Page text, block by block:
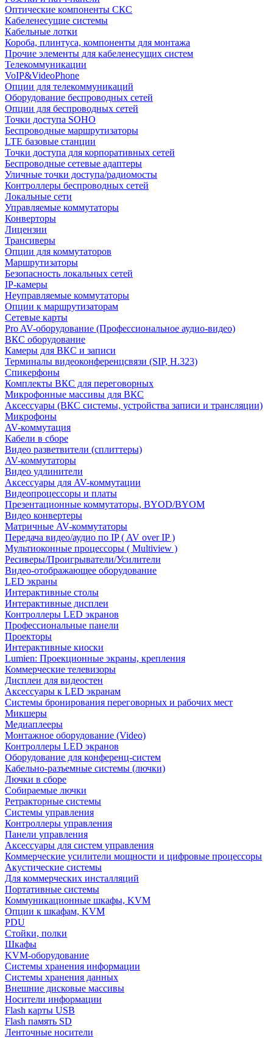
Оптические компоненты СКС
Кабеленесущие системы
Кабельные лотки
Короба, плинтуса, компоненты для монтажа
Прочие элементы для кабеленесущих систем
Телекоммуникации
VoIP&VideoPhone
Опции для телекоммуникаций
Оборудование беспроводных сетей
Опции для беспроводных сетей
Точки доступа SOHO
Беспроводные маршрутизаторы
LTE базовые станции
Точки доступа для корпоративных сетей
Беспроводные сетевые адаптеры
Уличные точки доступа/радиомосты
Контроллеры беспроводных сетей
Локальные сети
Управляемые коммутаторы
Конверторы
Лицензии
Трансиверы
Опции для коммутаторов
Маршрутизаторы
Безопасность локальных сетей
IP-камеры
Неуправляемые коммутаторы
Опции к маршрутизаторам
Сетевые карты
Pro AV-оборудование (Профессиональное аудио-видео)
ВКС оборудование
Камеры для ВКС и записи
Терминалы видеоконференцсвязи (SIP, H.323)
Спикерфоны
Комплекты ВКС для переговорных
Микрофонные массивы для ВКС
Аксессуары (ВКС системы, устройства записи и трансляции)
Микрофоны
AV-коммутация
Кабели в сборе
Видео разветвители (сплиттеры)
AV-коммутаторы
Видео удлинители
Аксессуары для AV-коммутации
Видеопроцессоры и платы
Презентационные коммутаторы, BYOD/BYOM
Видео конвертеры
Матричные AV-коммутаторы
Передача видео/аудио по IP ( AV over IP )
Мультиоконные процессоры ( Multiview )
Ресиверы/Проигрыватели/Усилители
Видео-отображающее оборудование
LED экраны
Интерактивные столы
Интерактивные дисплеи
Контроллеры LED экранов
Профессиональные панели
Проекторы
Интерактивные киоски
Lumien: Проекционные экраны, крепления
Коммерческие телевизоры
Дисплеи для видеостен
Аксессуары к LED экранам
Системы бронирования переговорных и рабочих мест
Микшеры
Медиаплееры
Монтажное оборудование (Video)
Контроллеры LED экранов
Оборудование для конференц-систем
Кабельно-разъемные системы (лючки)
Лючки в сборе
Собираемые лючки
Ретракторные системы
Системы управления
Контроллеры управления
Панели управления
Аксессуары для систем управления
Коммерческие усилители мощности и цифровые процессоры
Акустические системы
Для коммерческих инсталляций
Портативные системы
Коммуникационные шкафы, KVM
Опции к шкафам, KVM
PDU
Стойки, полки
Шкафы
KVM-оборудование
Системы хранения информации
Системы хранения данных
Внешние дисковые массивы
Носители информации
Flash карты USB
Flash память SD
Ленточные носители